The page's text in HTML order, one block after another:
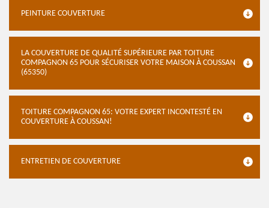
PEINTURE COUVERTURE
LA COUVERTURE DE QUALITÉ SUPÉRIEURE PAR TOITURE
COMPAGNON 65 POUR SÉCURISER VOTRE MAISON À COUSSAN
(65350)
TOITURE COMPAGNON 65: VOTRE EXPERT INCONTESTÉ EN
COUVERTURE À COUSSAN!
ENTRETIEN DE COUVERTURE